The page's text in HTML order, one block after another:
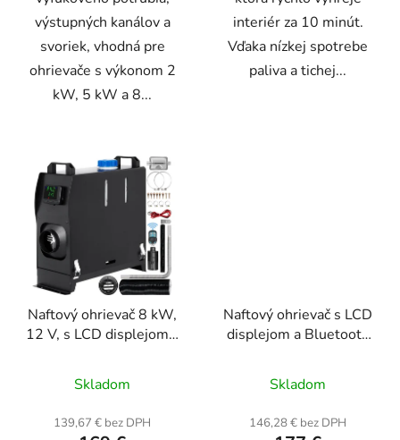
výstupných kanálov a
svoriek, vhodná pre
ohrievače s výkonom 2
kW, 5 kW a 8...
interiér za 10 minút.
Vďaka nízkej spotrebe
paliva a tichej...
Naftový ohrievač 8 kW,
12 V, s LCD displejom a
vhodný pre autá,
karavany a dielne -
čierny
Skladom
139,67 € bez DPH
Naftový ohrievač s LCD
displejom a Bluetooth
vhodný pre autá,
karavany, dielne a lode
Skladom
146,28 € bez DPH